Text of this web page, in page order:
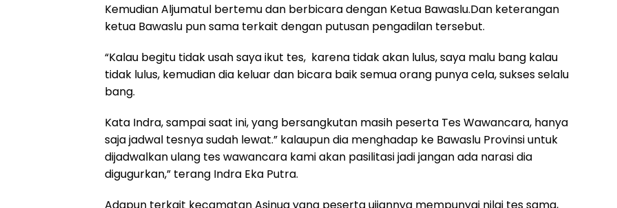
Kemudian Aljumatul bertemu dan berbicara dengan Ketua Bawaslu.Dan keterangan
ketua Bawaslu pun sama terkait dengan putusan pengadilan tersebut.
“Kalau begitu tidak usah saya ikut tes, karena tidak akan lulus, saya malu bang kalau
tidak lulus, kemudian dia keluar dan bicara baik semua orang punya cela, sukses selalu
bang.
Kata Indra, sampai saat ini, yang bersangkutan masih peserta Tes Wawancara, hanya
saja jadwal tesnya sudah lewat.” kalaupun dia menghadap ke Bawaslu Provinsi untuk
dijadwalkan ulang tes wawancara kami akan pasilitasi jadi jangan ada narasi dia
digugurkan,” terang Indra Eka Putra.